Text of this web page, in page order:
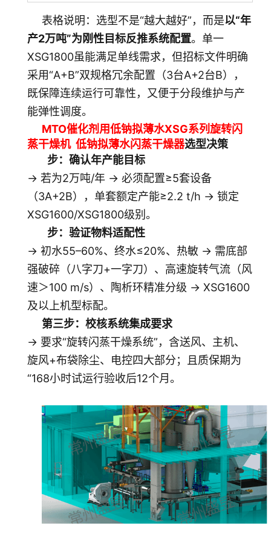
表格说明：选型不是“越大越好”，而是以“年
产2万吨”为刚性目标反推系统配置。单一
XSG1800虽能满足单线需求，但招标文件明确
采用“A+B”双规格冗余配置（3台A+2台B），
既保障连续运行可靠性，又便于分段维护与产
能弹性调度。
MTO催化剂用低钠拟薄水XSG系列旋转闪
蒸干燥机 低钠拟薄水闪蒸干燥器选型决策
步：确认年产能目标
→ 若为2万吨/年 → 必须配置≥5套设备
（3A+2B），单套额定产能≥2.2 t/h → 锁定
XSG1600/XSG1800级别。
步：验证物料适配性
→ 初水55–60%、终水≤20%、热敏 → 需底部
强破碎（八字刀+一字刀）、高速旋转气流（风
速＞100 m/s）、陶析环精准分级 → XSG1600
及以上机型标配。
第三步：校核系统集成要求
→ 要求“旋转闪蒸干燥系统”，含送风、主机、
旋风+布袋除尘、电控四大部分；且质保期为
“168小时试运行验收后12个月。